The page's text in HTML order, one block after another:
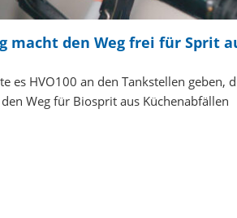
macht den Weg frei für Sprit
es HVO100 an den Tankstellen geben,
Weg für Biosprit aus Küchenabfällen